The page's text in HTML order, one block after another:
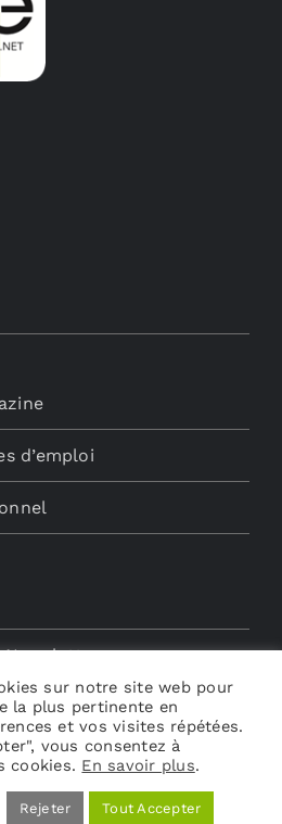
d’emploi
Newsletters
sur notre site web pour
la plus pertinente en
et vos visites répétées.
vous consentez à
cookies. En savoir plus.
Rejeter Tout Accepter